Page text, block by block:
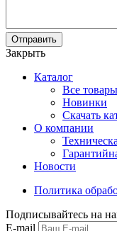
Отправить
Закрыть
Каталог
Все товары
Новинки
Скачать
О компании
Новости
Политика
Подписывайтесь на
E-mail